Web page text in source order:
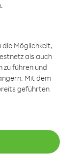
Möglichkeit,
als auch
zu führen und
Mit dem
geführten